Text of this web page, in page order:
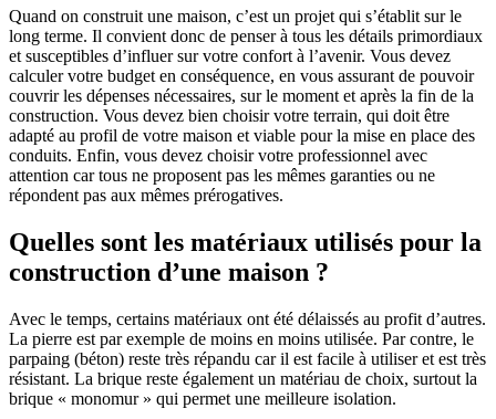
Quand on construit une maison, c’est un projet qui s’établit sur le
long terme. Il convient donc de penser à tous les détails primordiaux
et susceptibles d’influer sur votre confort à l’avenir. Vous devez
calculer votre budget en conséquence, en vous assurant de pouvoir
couvrir les dépenses nécessaires, sur le moment et après la fin de la
construction. Vous devez bien choisir votre terrain, qui doit être
adapté au profil de votre maison et viable pour la mise en place des
conduits. Enfin, vous devez choisir votre professionnel avec
attention car tous ne proposent pas les mêmes garanties ou ne
répondent pas aux mêmes prérogatives.
Quelles sont les matériaux utilisés pour la
construction d’une maison ?
Avec le temps, certains matériaux ont été délaissés au profit d’autres.
La pierre est par exemple de moins en moins utilisée. Par contre, le
parpaing (béton) reste très répandu car il est facile à utiliser et est très
résistant. La brique reste également un matériau de choix, surtout la
brique « monomur » qui permet une meilleure isolation.